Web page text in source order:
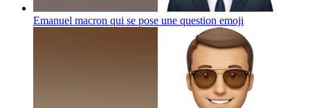
Emanuel macron qui se pose une question emoji